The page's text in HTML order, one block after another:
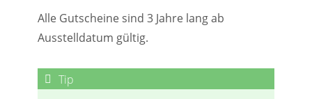
Alle Gutscheine sind 3 Jahre lang ab
Ausstelldatum gültig.